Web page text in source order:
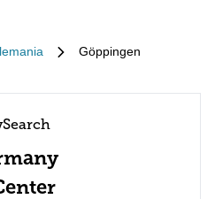
Göppingen